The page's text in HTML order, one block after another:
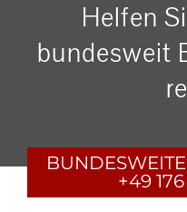
Helfen
bundesweit
BUNDESWEITE
+49